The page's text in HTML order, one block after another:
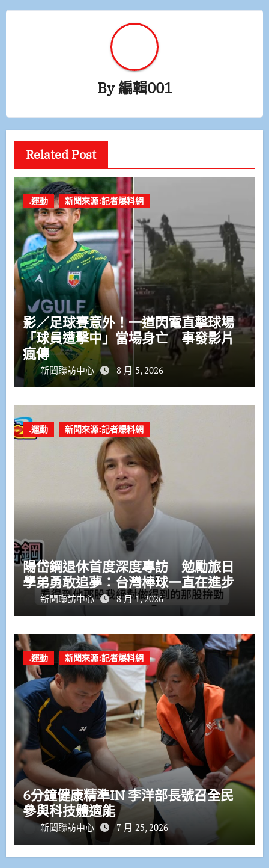
By編輯001
Related Post
.運動 新聞來源:記者爆料網
影／足球賽意外！一道閃電直擊球場
「球員遭擊中」當場身亡 事發影片
瘋傳
新聞聯訪中心 8 月 5, 2026
.運動 新聞來源:記者爆料網
陽岱鋼退休首度深度專訪 勉勵旅日
學弟勇敢追夢：台灣棒球一直在進步
新聞聯訪中心 8 月 1, 2026
.運動 新聞來源:記者爆料網
6分鐘健康精準IN 李洋部長號召全民
參與科技體適能
新聞聯訪中心 7 月 25, 2026